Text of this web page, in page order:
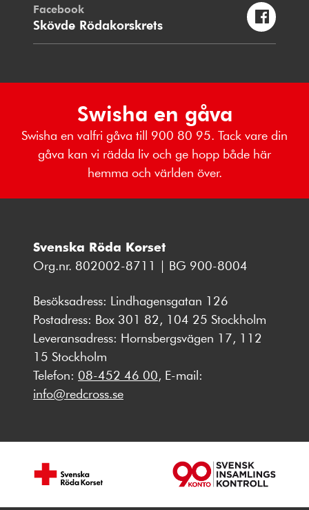
Facebook
Skövde Rödakorskrets
Swisha en gåva
Swisha en valfri gåva till 900 80 95. Tack vare din
gåva kan vi rädda liv och ge hopp både här
hemma och världen över.
Svenska Röda Korset
Org.nr. 802002-8711 | BG 900-8004
Besöksadress: Lindhagensgatan 126
Postadress: Box 301 82, 104 25 Stockholm
Leveransadress: Hornsbergsvägen 17, 112
15 Stockholm
Telefon: 08-452 46 00, E-mail:
info@redcross.se